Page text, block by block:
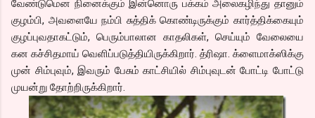
வேண்டுமென நினைக்கும் இன்னொரு பக்கம் அலைகழிந்து தானும்
குழம்பி, அவளையே நம்பி சுத்திக் கொண்டிருக்கும் கார்த்திக்கையும்
குழப்புவதாகட்டும், பெரும்பாலான காதலிகள், செய்யும் வேலையை
கன கச்சிதமாய் வெளிப்படுத்தியிருக்கிறார். த்ரிஷா. க்ளைமாக்ஸிக்கு
முன் சிம்புவும், இவரும் பேசும் காட்சியில் சிம்புவுடன் போட்டி போட்டு
முயன்று தோற்றிருக்கிறார்.